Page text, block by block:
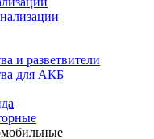
и разветвители
для АКБ